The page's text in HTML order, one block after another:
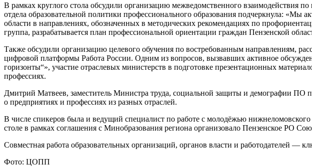
В рамках круглого стола обсудили организацию межведомственного взаимодействия
отдела образовательной политики профессионального образования подчеркнула:
области в направлениях, обозначенных в методических рекомендациях по
группа, разрабатывается план профессиональной ориентации граждан Пензенской
Также обсудили организацию целевого обучения по востребованным направлениям,
цифровой платформы Работа России. Одним из вопросов, вызвавших активное
горизонты“», участие отраслевых министерств в подготовке презентационных
профессиях.
Дмитрий Матвеев, заместитель Министра труда, социальной защиты и демографии ПО
о предприятиях и профессиях из разных отраслей.
В числе спикеров была и ведущий специалист по работе с молодёжью
столе в рамках соглашения с Минобразования региона организовало Пензенское РО
Совместная работа образовательных организаций, органов власти и работодателей
Фото: ЦОПП